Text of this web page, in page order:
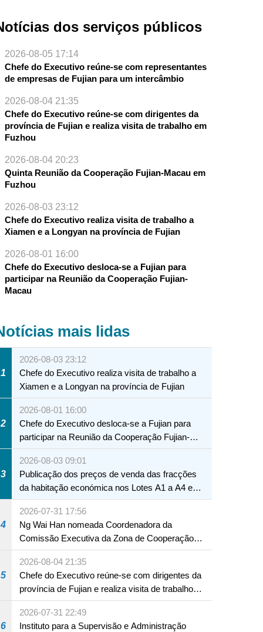
dos serviços públicos
2026-08-05 17:14
Chefe do Executivo reúne-se com representantes
de empresas de Fujian para um intercâmbio
2026-08-04 21:35
Chefe do Executivo reúne-se com dirigentes da
província de Fujian e realiza visita de trabalho em
Fuzhou
2026-08-04 20:23
Quinta Reunião da Cooperação Fujian-Macau em
Fuzhou
2026-08-03 23:12
Chefe do Executivo realiza visita de trabalho a
Xiamen e a Longyan na província de Fujian
2026-08-01 16:00
Chefe do Executivo desloca-se a Fujian para
participar na Reunião da Cooperação Fujian-
Macau
mais lidas
1
2026-08-03 23:12
Chefe do Executivo realiza visita de trabalho a
Xiamen e a Longyan na província de Fujian
2
2026-08-01 16:00
Chefe do Executivo desloca-se a Fujian para
participar na Reunião da Cooperação Fujian-
Macau
3
2026-08-03 09:01
Publicação dos preços de venda das fracções
da habitação económica nos Lotes A1 a A4 e
A12 da Zona A dos Novos Aterros
4
2026-07-31 17:56
Ng Wai Han nomeada Coordenadora da
Comissão Executiva da Zona de Cooperação
Aprofundada entre Guangdong e Macau em
Hengqin
5
2026-08-04 21:35
Chefe do Executivo reúne-se com dirigentes da
província de Fujian e realiza visita de trabalho
em Fuzhou
6
2026-07-31 22:49
Instituto para a Supervisão e Administração